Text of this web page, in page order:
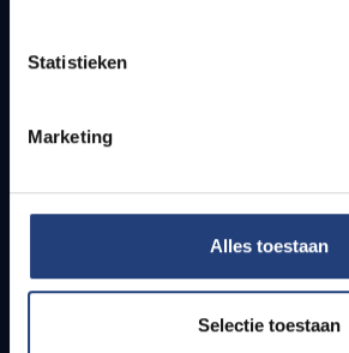
Statistieken
Marketing
Alles toestaan
Selectie toestaan
Bereikbaarheid
Studenten
PhD-studenten